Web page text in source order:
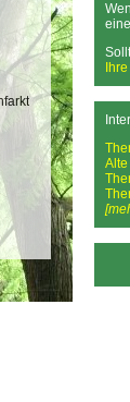
eine
Alte